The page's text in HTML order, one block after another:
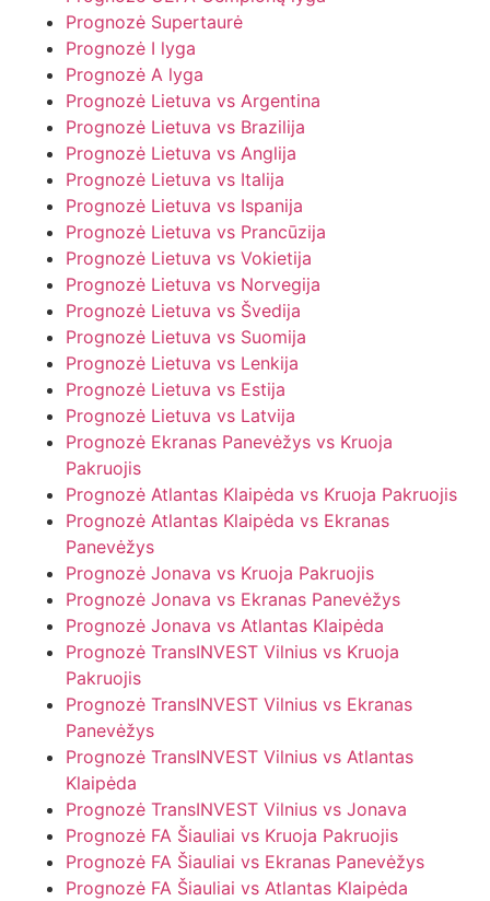
Prognozė Supertaurė
Prognozė I lyga
Prognozė A lyga
Prognozė Lietuva vs Argentina
Prognozė Lietuva vs Brazilija
Prognozė Lietuva vs Anglija
Prognozė Lietuva vs Italija
Prognozė Lietuva vs Ispanija
Prognozė Lietuva vs Prancūzija
Prognozė Lietuva vs Vokietija
Prognozė Lietuva vs Norvegija
Prognozė Lietuva vs Švedija
Prognozė Lietuva vs Suomija
Prognozė Lietuva vs Lenkija
Prognozė Lietuva vs Estija
Prognozė Lietuva vs Latvija
Prognozė Ekranas Panevėžys vs Kruoja
Pakruojis
Prognozė Atlantas Klaipėda vs Kruoja Pakruojis
Prognozė Atlantas Klaipėda vs Ekranas
Panevėžys
Prognozė Jonava vs Kruoja Pakruojis
Prognozė Jonava vs Ekranas Panevėžys
Prognozė Jonava vs Atlantas Klaipėda
Prognozė TransINVEST Vilnius vs Kruoja
Pakruojis
Prognozė TransINVEST Vilnius vs Ekranas
Panevėžys
Prognozė TransINVEST Vilnius vs Atlantas
Klaipėda
Prognozė TransINVEST Vilnius vs Jonava
Prognozė FA Šiauliai vs Kruoja Pakruojis
Prognozė FA Šiauliai vs Ekranas Panevėžys
Prognozė FA Šiauliai vs Atlantas Klaipėda